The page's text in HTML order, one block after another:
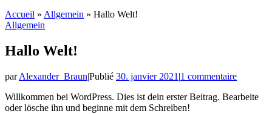
Accueil » Allgemein » Hallo Welt!
Allgemein
Hallo Welt!
parAlexander_Braun|Publié 30. janvier 2021 |1 commentaire
Willkommen bei WordPress. Dies ist dein erster Beitrag. Bearbeite
oder lösche ihn und beginne mit dem Schreiben!